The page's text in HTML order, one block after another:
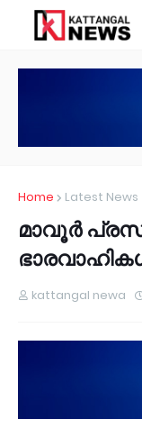
Home Latest News
മാവൂർ
kattangal newa